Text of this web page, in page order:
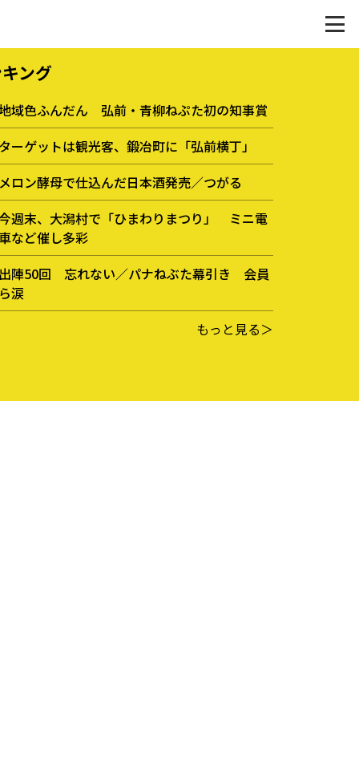
ング
域色ふんだん 弘前・青柳ねぷた初の知事賞
ーゲットは観光客、鍛冶町に「弘前横丁」
ロン酵母で仕込んだ日本酒発売／つがる
週末、大潟村で「ひまわりまつり」 ミニ電
など催し多彩
陣50回 忘れない／パナねぶた幕引き 会員
涙
もっと見る＞